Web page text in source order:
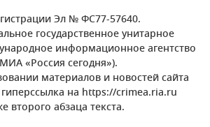
Эл № ФС77-57640.
государственное унитарное
информационное агентство
«Россия сегодня»).
материалов и новостей сайта
на https://crimea.ria.ru
второго абзаца текста.